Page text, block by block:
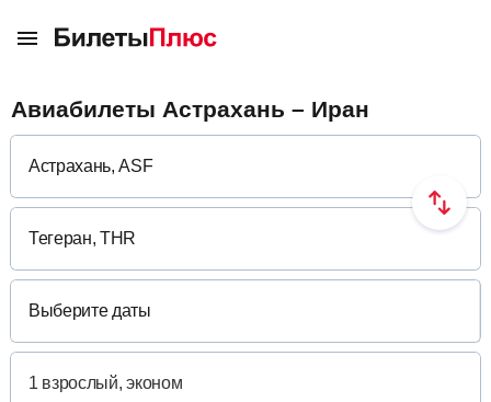
Авиабилеты Астрахань – Иран
Выберите даты